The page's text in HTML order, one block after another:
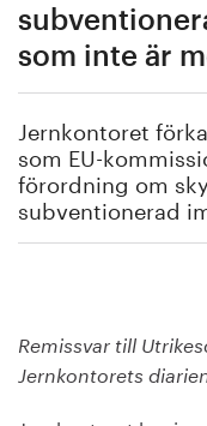
Vi tycker
Bildbank
Om oss
som inte är
Jernkontoret
som EU-
förordning om
subventionerad
Remissvar till
Jernkontorets